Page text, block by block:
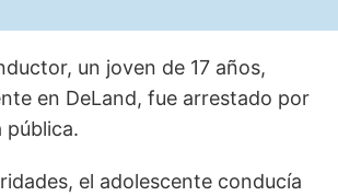
un joven de 17 años,
en DeLand, fue arrestado por
pública.
el adolescente conducía